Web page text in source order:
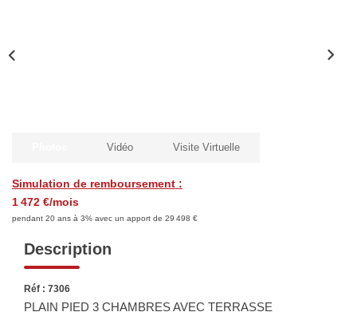
Louer Avec Okey
Dossier De Candidature
Simulation de remboursement :
1 472 €/mois
pendant 20 ans à 3% avec un apport de 29 498 €
Vidéo Visite Virtuelle
Description
Réf : 7306
PLAIN PIED 3 CHAMBRES AVEC TERRASSE